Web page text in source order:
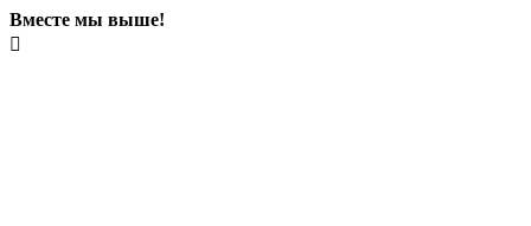
Вместе мы выше!
